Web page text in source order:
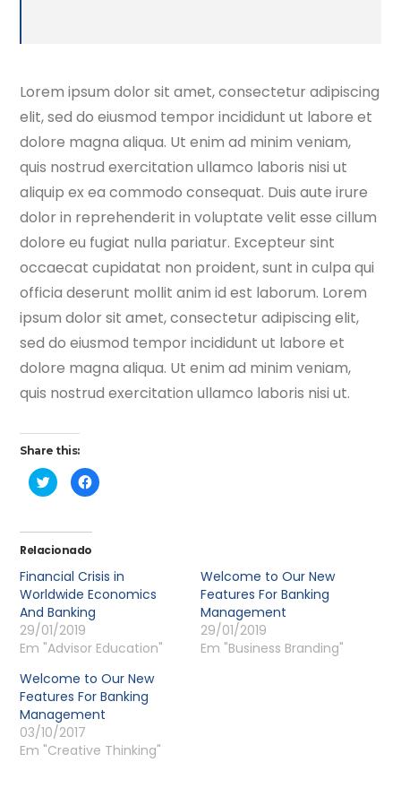
Lorem ipsum dolor sit amet, consectetur adipiscing
elit, sed do eiusmod tempor incididunt ut labore et
dolore magna aliqua. Ut enim ad minim veniam,
quis nostrud exercitation ullamco laboris nisi ut
aliquip ex ea commodo consequat. Duis aute irure
dolor in reprehenderit in voluptate velit esse cillum
dolore eu fugiat nulla pariatur. Excepteur sint
occaecat cupidatat non proident, sunt in culpa qui
officia deserunt mollit anim id est laborum. Lorem
ipsum dolor sit amet, consectetur adipiscing elit,
sed do eiusmod tempor incididunt ut labore et
dolore magna aliqua. Ut enim ad minim veniam,
quis nostrud exercitation ullamco laboris nisi ut.
Share this:
Clique
para
compartilhar
em
nova
janela)
Clique
para
Relacionado
Financial Crisis in
Worldwide Economics
And Banking
29/01/2019
Em "Advisor Education"
Welcome to Our New
Features For Banking
Management
29/01/2019
Em "Business Branding"
Welcome to Our New
Features For Banking
Management
03/10/2017
Em "Creative Thinking"